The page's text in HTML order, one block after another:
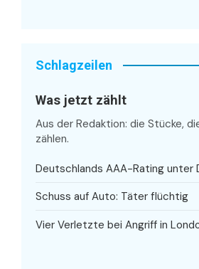
Schlagzeilen
Was jetzt zählt
Aus der Redaktion: die Stücke,
zählen.
Deutschlands AAA-Rating unter
Schuss auf Auto: Täter flüchtig
Vier Verletzte bei Angriff in